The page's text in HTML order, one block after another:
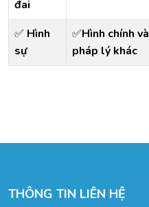
đai
✅ Hình
sự
✅Hình chính và
pháp lý khác
THÔNG TIN LIÊN HỆ